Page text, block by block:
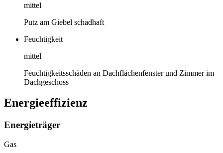
mittel
Putz am Giebel schadhaft
Feuchtigkeit
mittel
Feuchtigkeitsschäden an Dachflächenfenster und Zimmer im
Dachgeschoss
Energieeffizienz
Energieträger
Gas